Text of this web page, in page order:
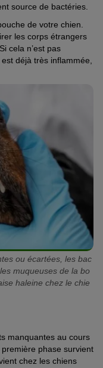
source de bactéries.
de votre chien.
les corps étrangers
cela n’est pas
déjà très inflammée,
ou écartées, les bac
muqueuses de la bo
haleine chez le chie
manquantes au cours
phase survient
chez les chiens